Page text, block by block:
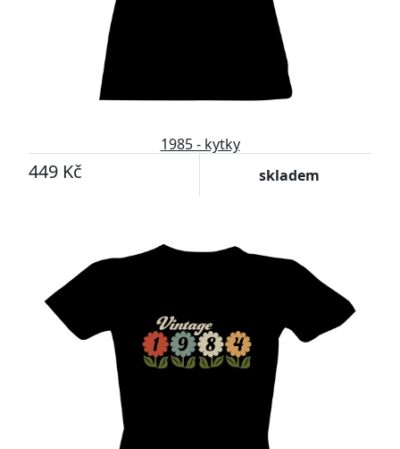
1985 - kytky
449 Kč skladem